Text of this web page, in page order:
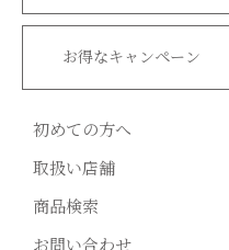
お得なキャンペーン
初めての方へ
取扱い店舗
商品検索
お問い合わせ